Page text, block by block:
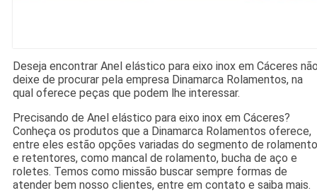
Deseja encontrar Anel elástico para eixo inox em Cáceres
deixe de procurar pela empresa Dinamarca Rolamentos, na
qual oferece peças que podem lhe interessar.
Precisando de Anel elástico para eixo inox em Cáceres?
Conheça os produtos que a Dinamarca Rolamentos oferece,
entre eles estão opções variadas do segmento de
e retentores, como mancal de rolamento, bucha de aço e
roletes. Temos como missão buscar sempre formas de
atender bem nosso clientes, entre em contato e saiba mais.